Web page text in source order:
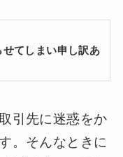
せてしまい申し訳あ
引先に迷惑をか
。そんなときに